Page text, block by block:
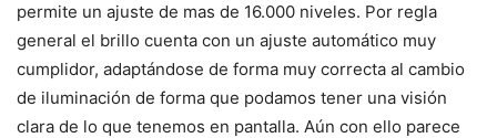
permite un ajuste de mas de 16.000 niveles. Por regla
general el brillo cuenta con un ajuste automático muy
cumplidor, adaptándose de forma muy correcta al cambio
de iluminación de forma que podamos tener una visión
clara de lo que tenemos en pantalla. Aún con ello parece